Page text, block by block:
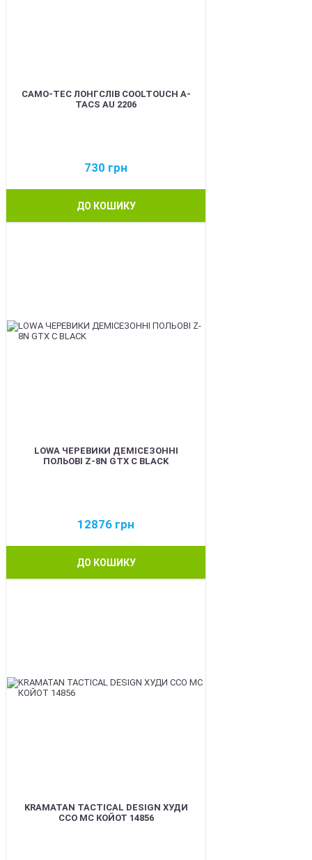
CAMO-TEC ЛОНГСЛІВ COOLTOUCH A-
TACS AU 2206
730 грн
ДО КОШИКУ
LOWA ЧЕРЕВИКИ ДЕМІСЕЗОННІ
ПОЛЬОВІ Z-8N GTX C BLACK
12876 грн
ДО КОШИКУ
KRAMATAN TACTICAL DESIGN ХУДИ
ССО МС КОЙОТ 14856